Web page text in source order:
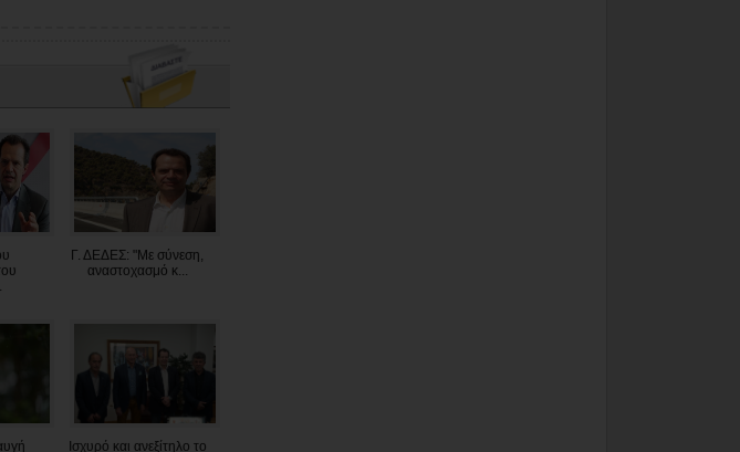
Γ. ΔΕΔΕΣ: "Με σύνεση,
αναστοχασμό κ...
Ισχυρό και ανεξίτηλο το